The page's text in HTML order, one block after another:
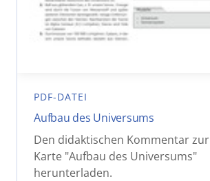
PDF-DATEI
Aufbau des Universums
Den didaktischen Kommentar zur
Karte "Aufbau des Universums"
herunterladen.